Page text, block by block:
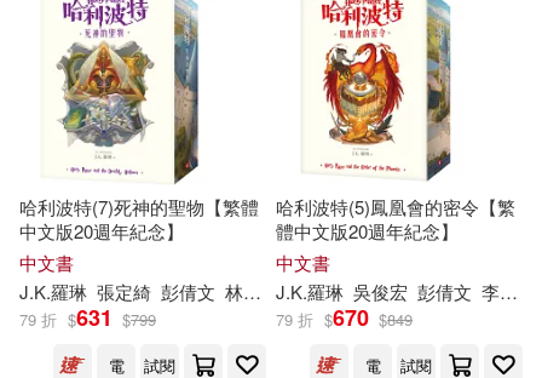
(英)吉姆·菲爾德(1)
(英)西恩.史密斯(1)
(韓) 金承烈著 ; 韓國青飛工作室繪
Bonnie Burton(1)
J.K. Rowling(1)
中國華僑出版社(1)
九州出版社(1)
吉林出版集團有限責任公司(1)
尚儀數位學習(1)
時代文藝出版社(1)
電子書 (可複選)
適合手機平板閱讀(27)
適合平板閱讀(1)
其他 (可複選)
哈利波特(7)死神的聖物【繁體
中文版20週年紀念】
中文書
J.K.羅琳 張定綺 彭倩文 林靜華 趙丕慧
79 折 $631 $799
電
試閱
哈利波特(5)鳳凰會的密令【繁
體中文版20週年紀念】
中文書
J.K.羅琳 吳俊宏 彭倩文 李佳姍
79 折 $670 $849
電
試閱